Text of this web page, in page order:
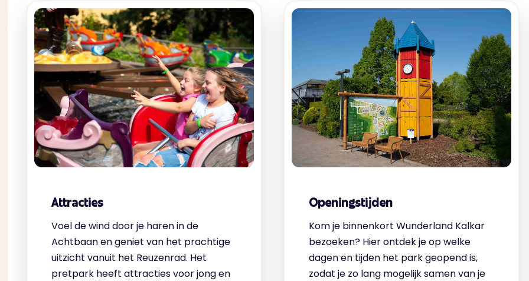
Attracties
Voel de wind door je haren in de
Achtbaan en geniet van het prachtige
uitzicht vanuit het Reuzenrad. Het
pretpark heeft attracties voor jong en
Openingstijden
Kom je binnenkort Wunderland Kalkar
bezoeken? Hier ontdek je op welke
dagen en tijden het park geopend is,
zodat je zo lang mogelijk samen van je